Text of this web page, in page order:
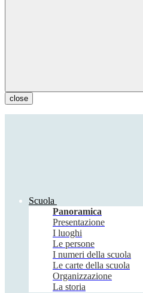
close
Scuola
Panoramica
Presentazione
I luoghi
Le persone
I numeri della scuola
Le carte della scuola
Organizzazione
La storia